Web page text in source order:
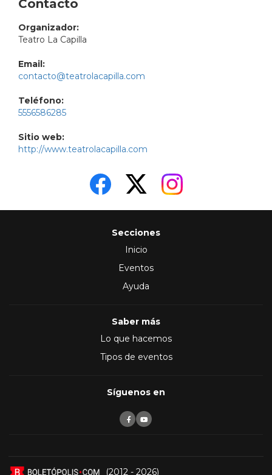
Contacto
Organizador:
Teatro La Capilla
Email:
contacto@teatrolacapilla.com
Teléfono:
5556586285
Sitio web:
http://www.teatrolacapilla.com
Secciones
Inicio
Eventos
Ayuda
Saber más
Lo que hacemos
Tipos de eventos
Síguenos en
(2012 - 2026)